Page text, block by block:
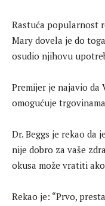
Rastuća popularnost
Mary dovela je do
osudio njihovu
Premijer je najavio da
omogućuje
Dr. Beggs je rekao da
nije dobro za vaše
okusa može vratiti
Rekao je: “Prvo,